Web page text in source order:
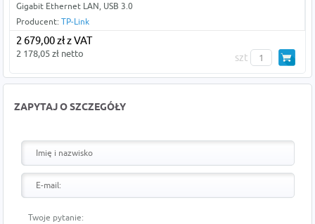
Gigabit Ethernet LAN, USB 3.0
Producent: TP-Link
2 679,00 zł z VAT
2 178,05 zł netto szt
ZAPYTAJ O SZCZEGÓŁY
Twoje pytanie: